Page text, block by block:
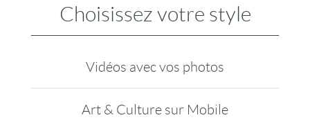
Choisissez votre style
Vidéos avec vos photos
Art & Culture sur Mobile